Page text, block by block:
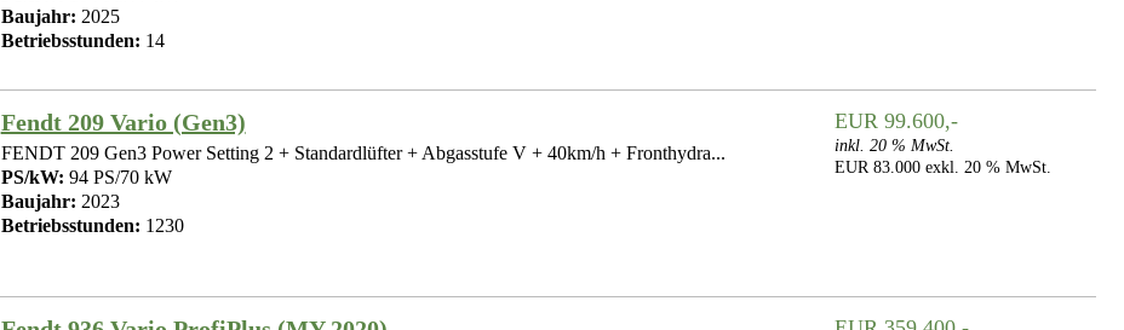
Baujahr: 2025
Betriebsstunden: 14
Fendt 209 Vario (Gen3)
FENDT 209 Gen3 Power Setting 2 + Standardlüfter + Abgasstufe V + 40km/h + Fronthydra...
PS/kW: 94 PS/70 kW
Baujahr: 2023
Betriebsstunden: 1230
EUR 99.600,-
inkl. 20 % MwSt.
EUR 83.000 exkl. 20 % MwSt.